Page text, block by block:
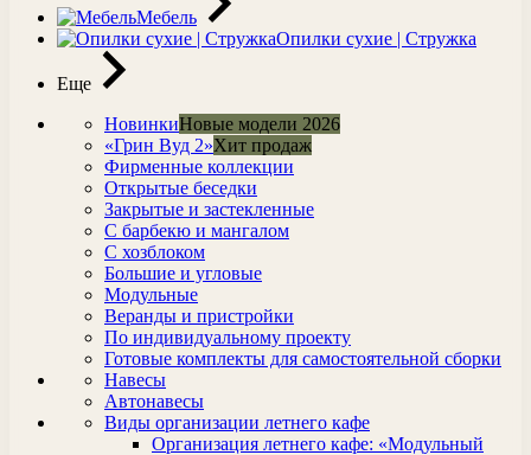
Мебель
Опилки сухие | Стружка
Еще
НовинкиНовые модели 2026
«Грин Вуд 2»Хит продаж
Фирменные коллекции
Открытые беседки
Закрытые и застекленные
С барбекю и мангалом
С хозблоком
Большие и угловые
Модульные
Веранды и пристройки
По индивидуальному проекту
Готовые комплекты для самостоятельной сборки
Навесы
Автонавесы
Виды организации летнего кафе
Организация летнего кафе: «Модульный